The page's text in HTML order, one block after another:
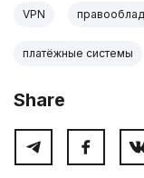
VPN
платёжные системы
Share